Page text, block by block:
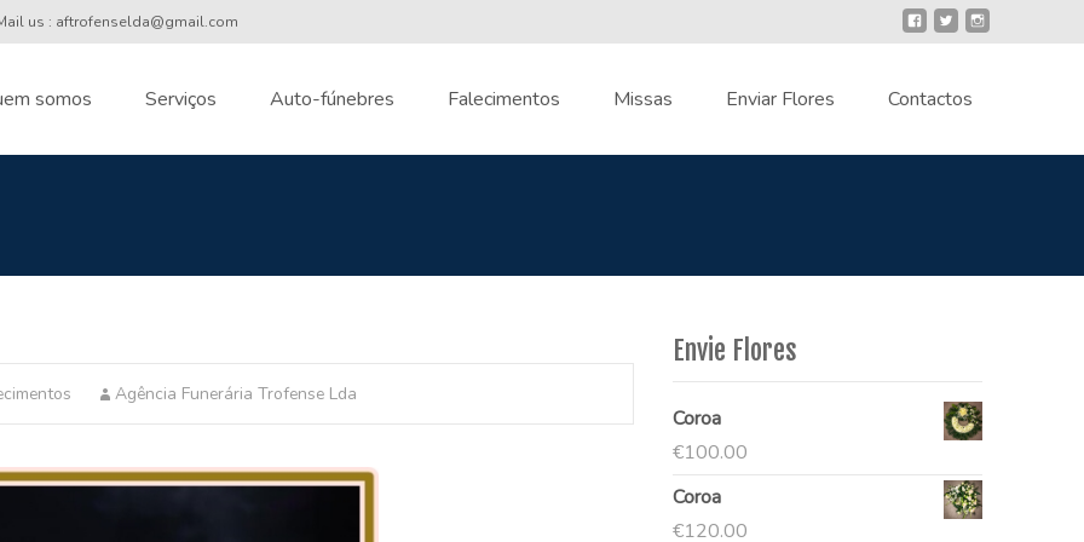
us : aftrofenselda@gmail.com
somos Serviços Auto-fúnebres Falecimentos Missas Enviar Flores Contactos
Agência Funerária Trofense Lda
Envie Flores
Coroa
€100.00
Coroa
€120.00